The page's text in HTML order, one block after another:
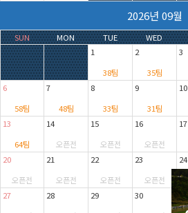
2026년 09월
SUN MON TUE WED
1
38팀
2
35팀
3
6
58팀
7
48팀
8
33팀
9
31팀
10
13
64팀
14
오픈전
15
오픈전
16
오픈전
17
20
오픈전
21
오픈전
22
오픈전
23
오픈전
24
27
28
29
30